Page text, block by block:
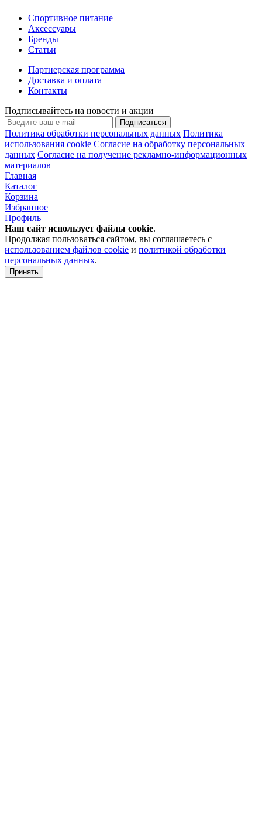
Спортивное питание
Аксессуары
Бренды
Статьи
Партнерская программа
Доставка и оплата
Контакты
Подписывайтесь на новости и акции
Подписаться
Политика обработки персональных данных Политика
использования cookie Согласие на обработку персональных
данных Согласие на получение рекламно-информационных
материалов
Главная
Каталог
Корзина
Избранное
Профиль
Наш сайт использует файлы cookie.
Продолжая пользоваться сайтом, вы соглашаетесь с
использованием файлов cookie и политикой обработки
персональных данных.
Принять